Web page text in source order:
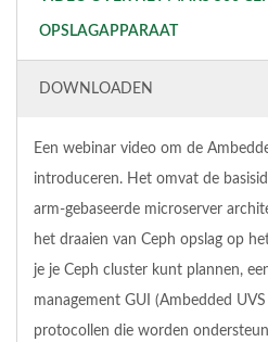
OPSLAGAPPARAAT
DOWNLOADEN
Een webinar video om de
introduceren. Het omvat de
arm-gebaseerde microserver
het draaien van Ceph opslag op
je je Ceph cluster kunt plannen,
management GUI (Ambedded
protocollen die worden